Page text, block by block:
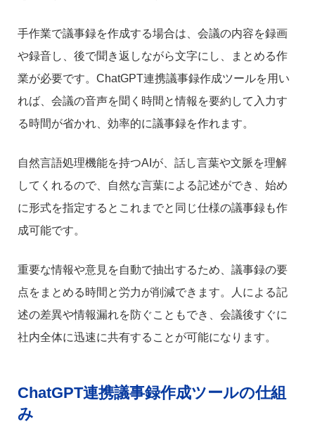
手作業で議事録を作成する場合は、会議の内容を録画
や録音し、後で聞き返しながら文字にし、まとめる作
業が必要です。ChatGPT連携議事録作成ツールを用い
れば、会議の音声を聞く時間と情報を要約して入力す
る時間が省かれ、効率的に議事録を作れます。
自然言語処理機能を持つAIが、話し言葉や文脈を理解
してくれるので、自然な言葉による記述ができ、始め
に形式を指定するとこれまでと同じ仕様の議事録も作
成可能です。
重要な情報や意見を自動で抽出するため、議事録の要
点をまとめる時間と労力が削減できます。人による記
述の差異や情報漏れを防ぐこともでき、会議後すぐに
社内全体に迅速に共有することが可能になります。
ChatGPT連携議事録作成ツールの仕組
み